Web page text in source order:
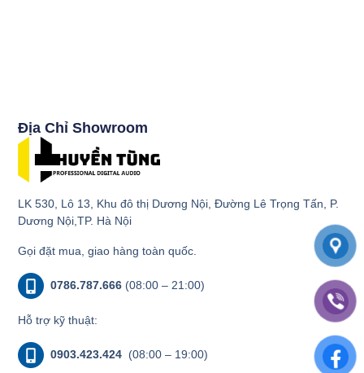
Địa Chỉ Showroom
LK 530, Lô 13, Khu đô thị Dương Nội, Đường Lê Trọng Tấn, P.
Dương Nội,TP. Hà Nội
Gọi đặt mua, giao hàng toàn quốc.
0786.787.666 (08:00 – 21:00)
Hỗ trợ kỹ thuật:
0903.423.424 (08:00 – 19:00)